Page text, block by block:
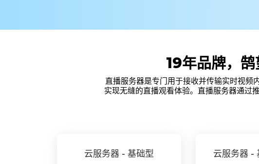
19年品牌，
直播服务器是专门用于接收并传输实时视频
实现无缝的直播观看体验。直播服务器通过
云服务器 - 基础型 云服务器 -